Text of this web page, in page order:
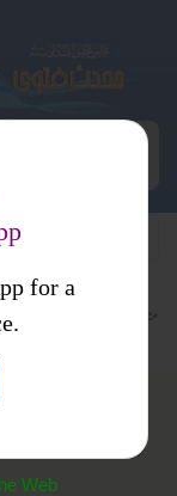
کتب فتاوی
(469)
for a
Web